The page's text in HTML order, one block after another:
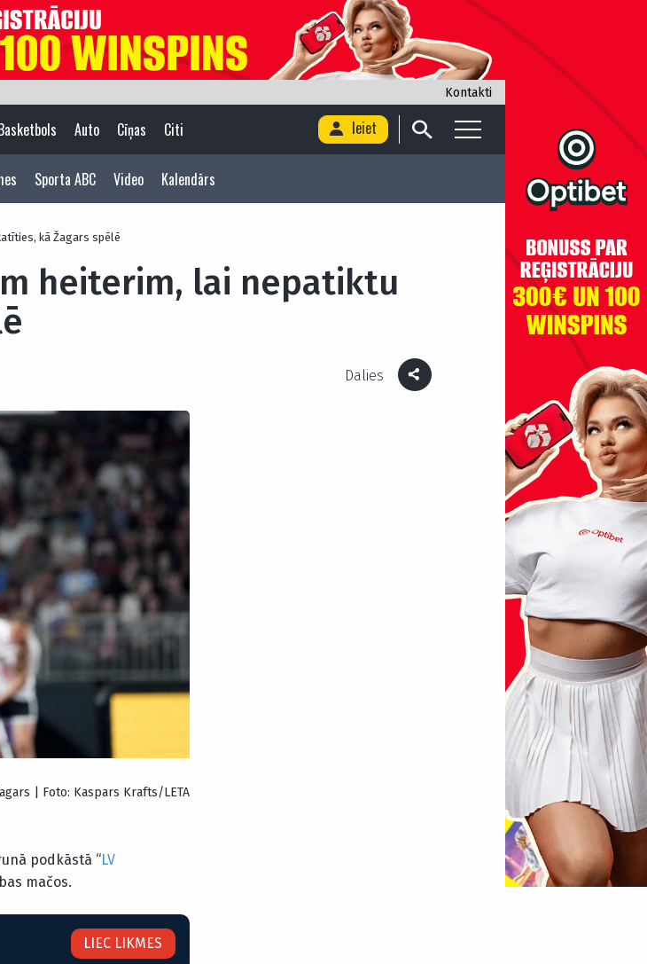
Kontakti
Auto Cīņas Citi Ieiet
Sporta ABC Video Kalendārs
kā Žagars spēlē
heiterim, lai nepatiktu
Dalies
| Foto: Kaspars Krafts/LETA
podkāstā “LV
mačos.
LIEC LIKMES